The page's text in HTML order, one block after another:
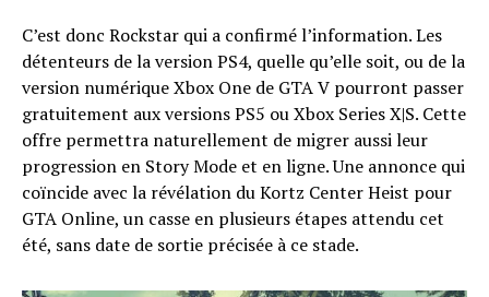
C’est donc Rockstar qui a confirmé l’information. Les
détenteurs de la version PS4, quelle qu’elle soit, ou de la
version numérique Xbox One de GTA V pourront passer
gratuitement aux versions PS5 ou Xbox Series X|S. Cette
offre permettra naturellement de migrer aussi leur
progression en Story Mode et en ligne. Une annonce qui
coïncide avec la révélation du Kortz Center Heist pour
GTA Online, un casse en plusieurs étapes attendu cet
été, sans date de sortie précisée à ce stade.